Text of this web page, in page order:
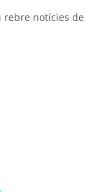
rebre notícies de